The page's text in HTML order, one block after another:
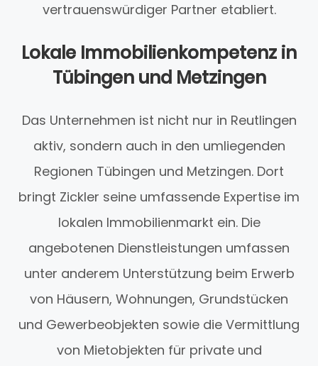
vertrauenswürdiger Partner etabliert.
Lokale Immobilienkompetenz in
Tübingen und Metzingen
Das Unternehmen ist nicht nur in Reutlingen
aktiv, sondern auch in den umliegenden
Regionen Tübingen und Metzingen. Dort
bringt Zickler seine umfassende Expertise im
lokalen Immobilienmarkt ein. Die
angebotenen Dienstleistungen umfassen
unter anderem Unterstützung beim Erwerb
von Häusern, Wohnungen, Grundstücken
und Gewerbeobjekten sowie die Vermittlung
von Mietobjekten für private und